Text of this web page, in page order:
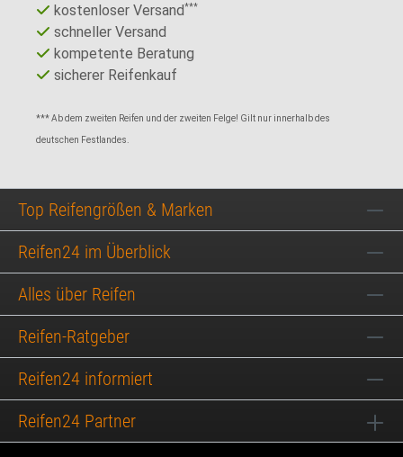
kostenloser Versand***
schneller Versand
kompetente Beratung
sicherer Reifenkauf
*** Ab dem zweiten Reifen und der zweiten Felge! Gilt nur innerhalb des
deutschen Festlandes.
Top Reifengrößen & Marken
Reifen24 im Überblick
Alles über Reifen
Reifen-Ratgeber
Reifen24 informiert
Reifen24 Partner